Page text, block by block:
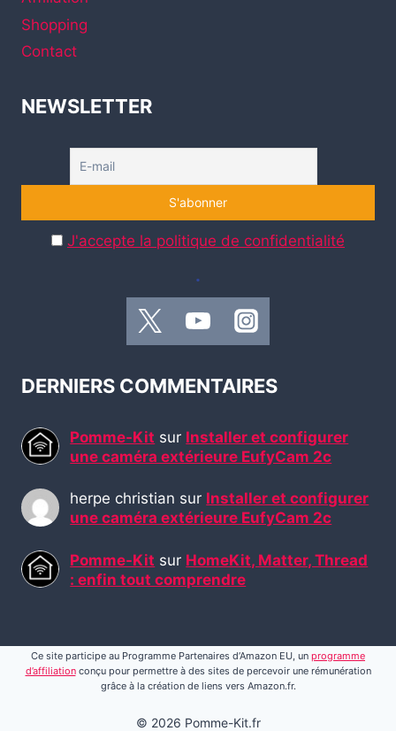
Shopping
Contact
NEWSLETTER
J'accepte la politique de confidentialité
.
DERNIERS COMMENTAIRES
Pomme-Kit sur Installer et configurer
une caméra extérieure EufyCam 2c
herpe christian sur Installer et configurer
une caméra extérieure EufyCam 2c
Pomme-Kit sur HomeKit, Matter, Thread
: enfin tout comprendre
Ce site participe au Programme Partenaires d’Amazon EU, un programme
d’affiliationconçu pour permettre à des sites de percevoir une rémunération
grâce à la création de liens vers Amazon.fr.
© 2026 Pomme-Kit.fr